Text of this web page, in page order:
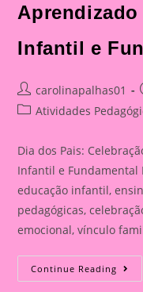
Aprendizado
Infantil e
Post
author:
carolinapalhas01
PostAtividades
Dia dos Pais:
Infantil e Fundamental
educação infantil,
pedagógicas,
emocional, vínculo
Continue Reading
Para